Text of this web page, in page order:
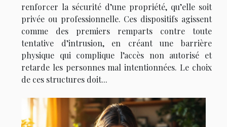
renforcer la sécurité d’une propriété, qu’elle soit
privée ou professionnelle. Ces dispositifs agissent
comme des premiers remparts contre toute
tentative d’intrusion, en créant une barrière
physique qui complique l’accès non autorisé et
retarde les personnes mal intentionnées. Le choix
de ces structures doit...